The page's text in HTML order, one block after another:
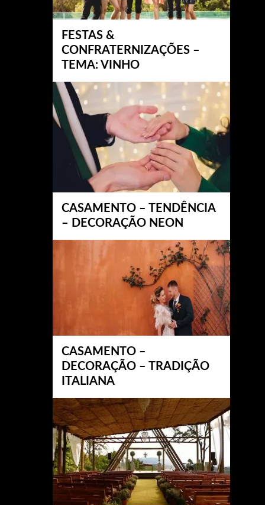
FESTAS &
CONFRATERNIZAÇÕES –
TEMA: VINHO
CASAMENTO – TENDÊNCIA
– DECORAÇÃO NEON
CASAMENTO –
DECORAÇÃO – TRADIÇÃO
ITALIANA